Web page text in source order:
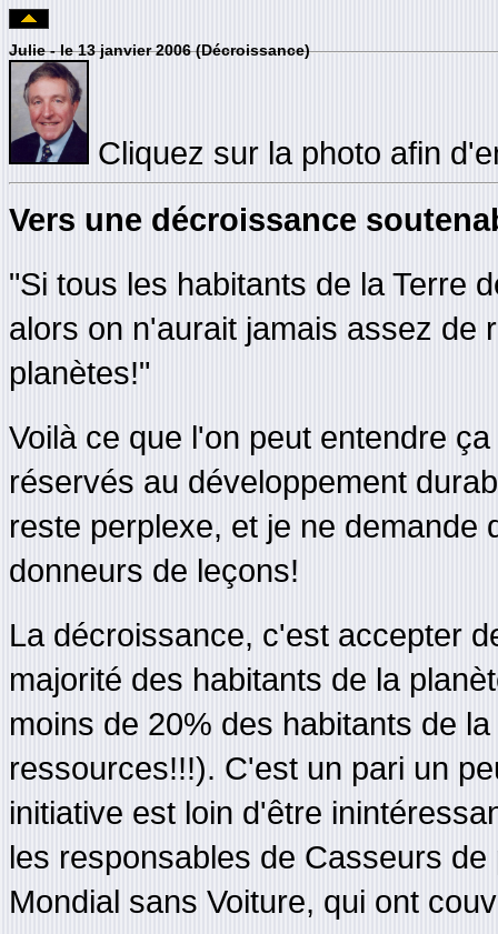
Julie - le 13 janvier 2006 (Décroissance)
Cliquez sur la photo afin
Vers une décroissance
"Si tous les habitants de la Terre
alors on n'aurait jamais assez de
planètes!"
Voilà ce que l'on peut entendre
réservés au développement
reste perplexe, et je ne
donneurs de leçons!
La décroissance, c'est accepter
majorité des habitants de la
moins de 20% des habitants de
ressources!!!). C'est un pari un
initiative est loin d'être
les responsables de Casseurs
Mondial sans Voiture, qui ont